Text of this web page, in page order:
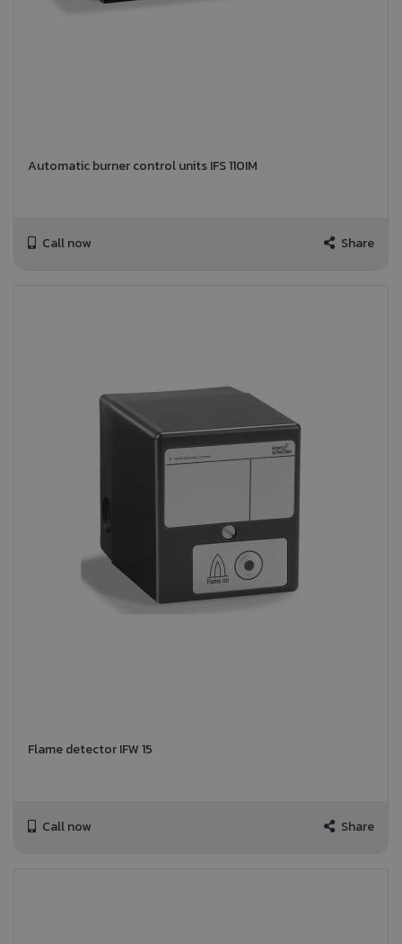
Automatic burner control units IFS 110IM
Call now Share
Flame detector IFW 15
Call now Share